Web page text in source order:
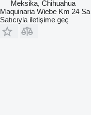
Meksika, Chihuahua
Maquinaria Wiebe Km 24 Sa
Satıcıyla iletişime geç